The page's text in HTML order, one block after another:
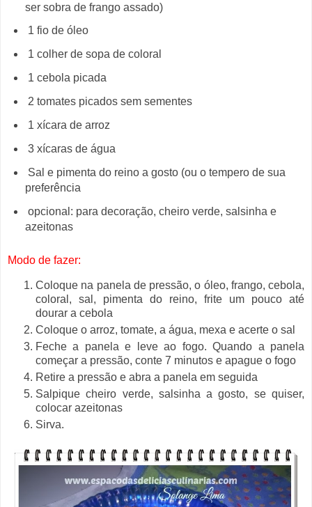
ser sobra de frango assado)
1 fio de óleo
1 colher de sopa de coloral
1 cebola picada
2 tomates picados sem sementes
1 xícara de arroz
3 xícaras de água
Sal e pimenta do reino a gosto (ou o tempero de sua
preferência
opcional: para decoração, cheiro verde, salsinha e
azeitonas
Modo de fazer:
Coloque na panela de pressão, o óleo, frango, cebola,
coloral, sal, pimenta do reino, frite um pouco até
dourar a cebola
Coloque o arroz, tomate, a água, mexa e acerte o sal
Feche a panela e leve ao fogo. Quando a panela
começar a pressão, conte 7 minutos e apague o fogo
Retire a pressão e abra a panela em seguida
Salpique cheiro verde, salsinha a gosto, se quiser,
colocar azeitonas
Sirva.